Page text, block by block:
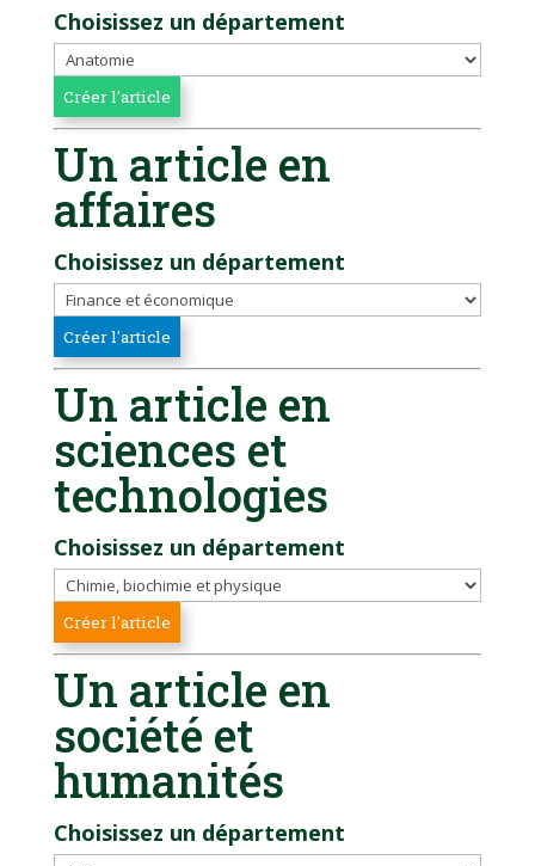
Choisissez un département
Un article en
affaires
Choisissez un département
Un article en
sciences et
technologies
Choisissez un département
Un article en
société et
humanités
Choisissez un département